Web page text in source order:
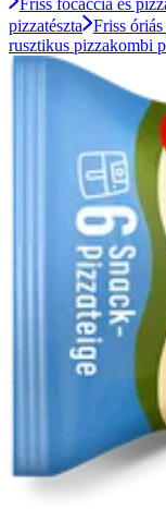
Friss focaccia és
pizzatészta
Friss óriás
rusztikus pizzakombi